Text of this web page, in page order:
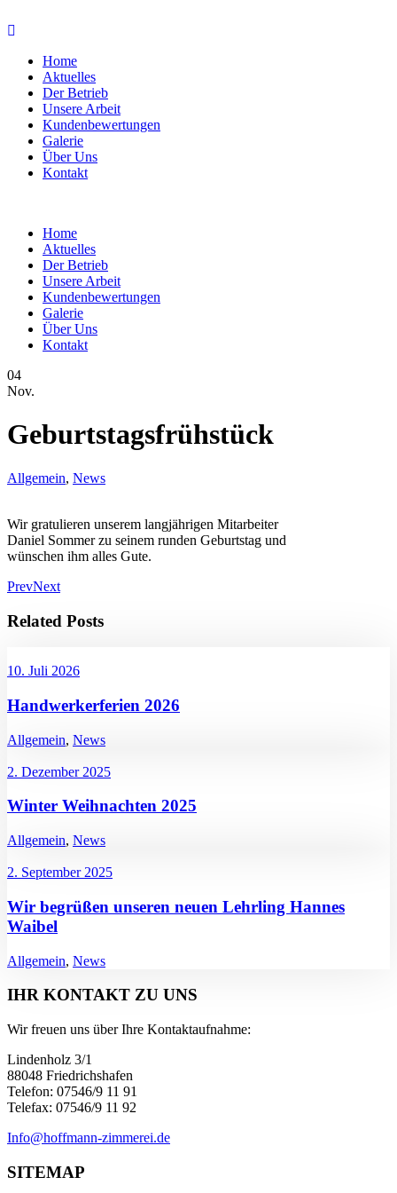
Home
Aktuelles
Der Betrieb
Unsere Arbeit
Kundenbewertungen
Galerie
Über Uns
Kontakt
Home
Aktuelles
Der Betrieb
Unsere Arbeit
Kundenbewertungen
Galerie
Über Uns
Kontakt
04
Nov.
Geburtstagsfrühstück
Allgemein, News
Wir gratulieren unserem langjährigen Mitarbeiter
Daniel Sommer zu seinem runden Geburtstag und
wünschen ihm alles Gute.
PrevNext
Related Posts
10. Juli 2026
Handwerkerferien 2026
Allgemein, News
2. Dezember 2025
Winter Weihnachten 2025
Allgemein, News
2. September 2025
Wir begrüßen unseren neuen Lehrling Hannes
Waibel
Allgemein, News
IHR KONTAKT ZU UNS
Wir freuen uns über Ihre Kontaktaufnahme:
Lindenholz 3/1
88048 Friedrichshafen
Telefon: 07546/9 11 91
Telefax: 07546/9 11 92
Info@hoffmann-zimmerei.de
SITEMAP